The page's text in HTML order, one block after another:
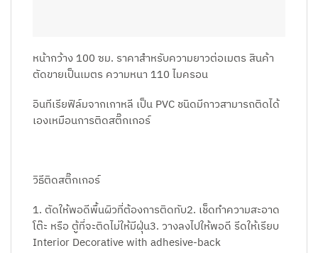
หน้ากว้าง 100 ซม. ราคาสำหรับความยาวต่อเมตร สินค้า
ตัดขายเป็นเมตร ความหนา 110 ไมครอน
อินทีเรียฟิล์มจากเกาหลี เป็น PVC ชนิดมีกาวสามารถติดได้
เองเหมือนการติดสติ๊กเกอร์
วิธีติดสติ๊กเกอร์
1. ตัดให้พอดีพื้นผิวที่ต้องการติดทับ2. เช็ดทำความสะอาด
โต๊ะ หรือ ตู้ที่จะติดไม่ให้มีฝุ่น3. วางลงไปให้พอดี รีดให้เรียบ
Interior Decorative with adhesive-back